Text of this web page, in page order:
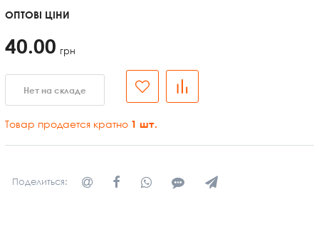
ОПТОВІ ЦІНИ
40.00 грн
Нет на складе
Товар продается кратно 1 шт.
Поделиться: